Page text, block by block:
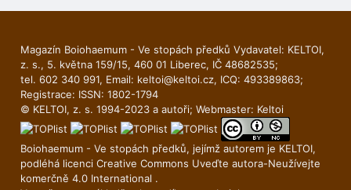
Magazín Boiohaemum - Ve stopách předků Vydavatel: KELTOI,
z. s., 5. května 159/15, 460 01 Liberec, IČ 48682535;
tel. 602 340 991, Email: keltoi@keltoi.cz, ICQ: 493389863;
Registrace: ISSN: 1802-1794
© KELTOI, z. s. 1994-2023 a autoři; Webmaster: Keltoi
Boiohaemum - Ve stopách předků, jejímž autorem je KELTOI,
podléhá licenci Creative Commons Uveďte autora-Neuží­vejte
komerčně 4.0 International .